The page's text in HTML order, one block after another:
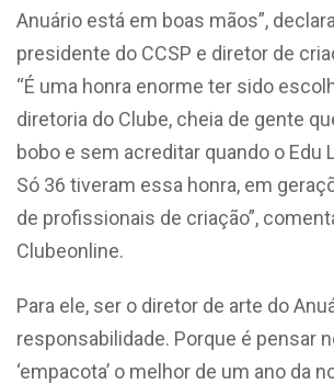
Anuário está em boas mãos”,
presidente do CCSP e diretor de
“É uma honra enorme ter sido
diretoria do Clube, cheia de gente
bobo e sem acreditar quando o Edu
Só 36 tiveram essa honra, em
de profissionais de criação”,
Clubeonline.
Para ele, ser o diretor de arte do
responsabilidade. Porque é pensar
‘empacota’ o melhor de um ano da